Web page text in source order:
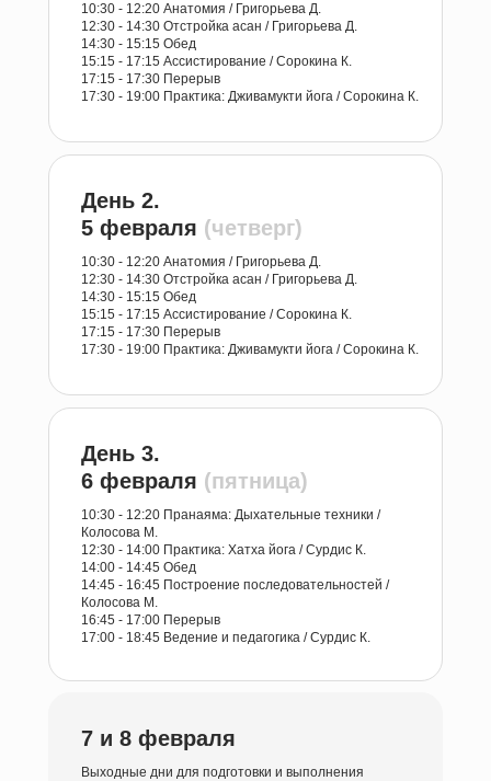
10:30 - 12:20 Анатомия / Григорьева Д.
12:30 - 14:30 Отстройка асан / Григорьева Д.
14:30 - 15:15 Обед
15:15 - 17:15 Ассистирование / Сорокина К.
17:15 - 17:30 Перерыв
17:30 - 19:00 Практика: Дживамукти йога / Сорокина К.
День 2.
5 февраля (четверг)
10:30 - 12:20 Анатомия / Григорьева Д.
12:30 - 14:30 Отстройка асан / Григорьева Д.
14:30 - 15:15 Обед
15:15 - 17:15 Ассистирование / Сорокина К.
17:15 - 17:30 Перерыв
17:30 - 19:00 Практика: Дживамукти йога / Сорокина К.
День 3.
6 февраля (пятница)
10:30 - 12:20 Пранаяма: Дыхательные техники /
Колосова М.
12:30 - 14:00 Практика: Хатха йога / Сурдис К.
14:00 - 14:45 Обед
14:45 - 16:45 Построение последовательностей /
Колосова М.
16:45 - 17:00 Перерыв
17:00 - 18:45 Ведение и педагогика / Сурдис К.
7 и 8 февраля
Выходные дни для подготовки и выполнения